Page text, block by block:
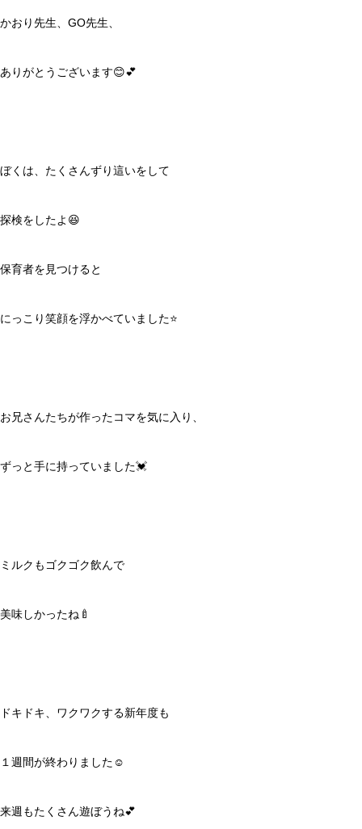
かおり先生、GO先生、
ありがとうございます😊💕
ぼくは、たくさんずり這いをして
探検をしたよ😆
保育者を見つけると
にっこり笑顔を浮かべていました⭐️
お兄さんたちが作ったコマを気に入り、
ずっと手に持っていました💓
ミルクもゴクゴク飲んで
美味しかったね🍼
ドキドキ、ワクワクする新年度も
１週間が終わりました☺️
来週もたくさん遊ぼうね💕